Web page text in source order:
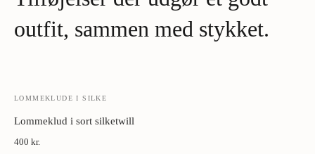
outfit, sammen med stykket.
LOMMEKLUDE I SILKE
Lommeklud i sort silketwill
400 kr.